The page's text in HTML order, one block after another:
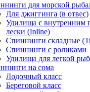
для морской
Для джиггинга (в отвес)
Удилища с внутренним
лески (Inline)
Спиннинги складные
Спиннинги с роликами
Удилища для легкой
на сома
Лодочный класс
Береговой класс